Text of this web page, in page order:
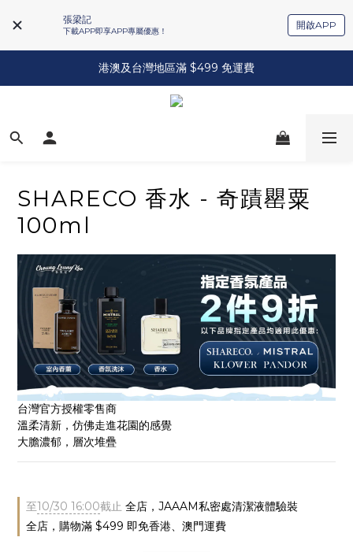
張梁記
下載APP即享APP專屬優惠！
開啟APP
港澳及台灣地區滿 $499 免運費
SHARECO 香水 - 奇蹟罌粟
100ml
台灣官方授權零售商
溫柔清新，仿佛走進花園的感覺
大膽濃郁，層次堆疊
至10/30 16:00截止 全店，JAAAM私密處清潔液體驗裝
全店，購物滿 $499 即免香港、澳門運費